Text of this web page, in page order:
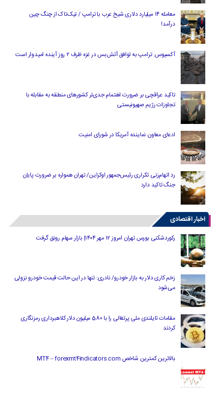
معامله ۱۴ میلیارد دلاری شیخ عرب با ترامپ / تیک‌تاک از چنگ چین
درآمد!
آکسیوس: ترامپ به توافق آتش‌بس در غزه ظرف ۲ روز آینده امیدوار است
تاکید عراقچی بر ضرورت اهتمام جدی‌تر کشورهای منطقه به مقابله با
تجاوزات رژیم صهیونیستی
ادعای معاون نماینده آمریکا در شورای امنیت
رد اتهام‌زنی تکراری رئیس‌جمهور اوکراین/ تهران همواره بر ضرورت پایان
جنگ تاکید دارد
اخبار اقتصادی
رکوردشکنی بورس تهران امروز ۱۲ مهر ۱۴۰۴| بازار سهام رونق گرفت
زخم کاری دلار به بازار خودرو/ نادری: تنها در این حالت قیمت خودرو نزولی
می‌شود
مقامات تایلندی ملی پرتغالی را با 580 میلیون دلار کلاهبرداری رمزنگاری
کردند
بالاترین کمترین شاخص MT4 – forexmt4indicators.com